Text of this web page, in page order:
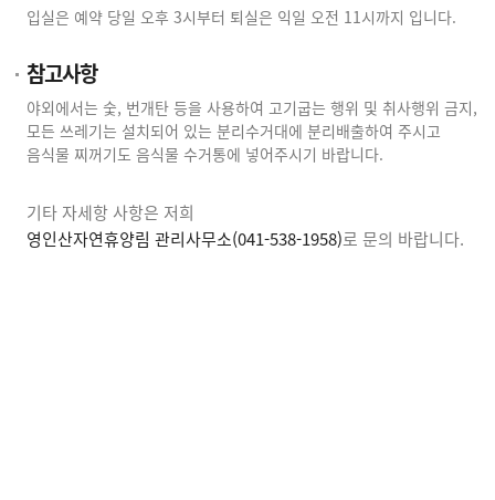
입실은 예약 당일 오후 3시부터 퇴실은 익일 오전 11시까지 입니다.
참고사항
야외에서는 숯, 번개탄 등을 사용하여 고기굽는 행위 및 취사행위 금지,
모든 쓰레기는 설치되어 있는 분리수거대에 분리배출하여 주시고
음식물 찌꺼기도 음식물 수거통에 넣어주시기 바랍니다.
기타 자세항 사항은 저희
영인산자연휴양림 관리사무소(041-538-1958)로 문의 바랍니다.